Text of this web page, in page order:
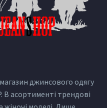
джинсового одягу
В асортименті трендові